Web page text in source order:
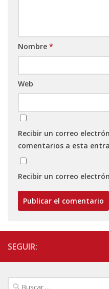
Nombre *
Web
Recibir un correo
comentarios a esta
Recibir un correo
SEGUIR:
Buscar: